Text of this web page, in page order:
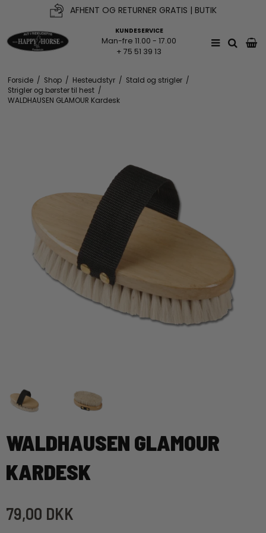
AFHENT OG RETURNER GRATIS | BUTIK
KUNDESERVICE
Man-fre 11.00 - 17.00
+ 75 51 39 13
Forside / Shop / Hesteudstyr / Stald og strigler /
Strigler og børster til hest /
WALDHAUSEN GLAMOUR Kardesk
WALDHAUSEN GLAMOUR
KARDESK
79,00 DKK